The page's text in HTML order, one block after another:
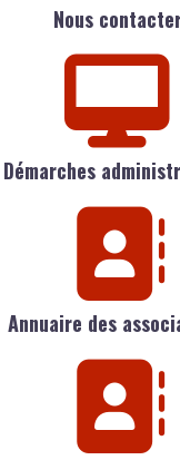
Nous
Démarches
Annuaire des